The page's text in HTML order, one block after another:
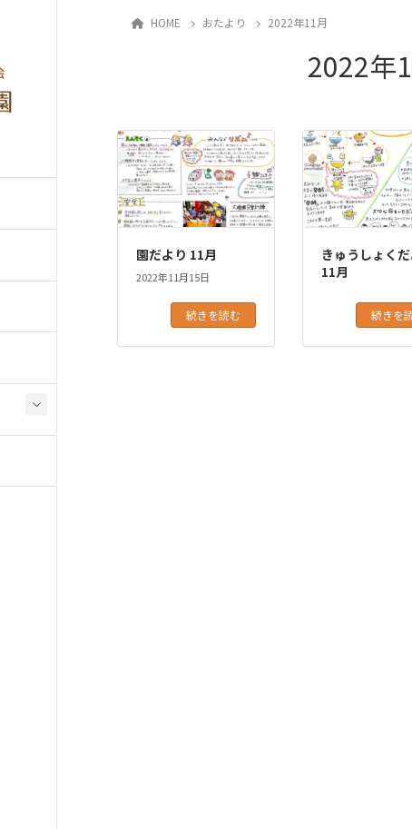
HOME おたより 2022年11月
2022年
園だより 11月
2022年11月15日
続きを読む
きゅうしょく
11月
続きを